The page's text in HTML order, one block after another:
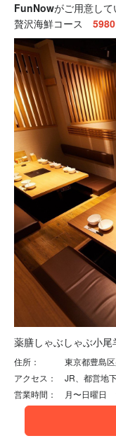
FunNowがご用意して
贅沢海鮮コース
薬膳しゃぶしゃぶ小尾
住所： 東京都豊島区巣
アクセス： JR、都営地
営業時間： 月〜日曜日